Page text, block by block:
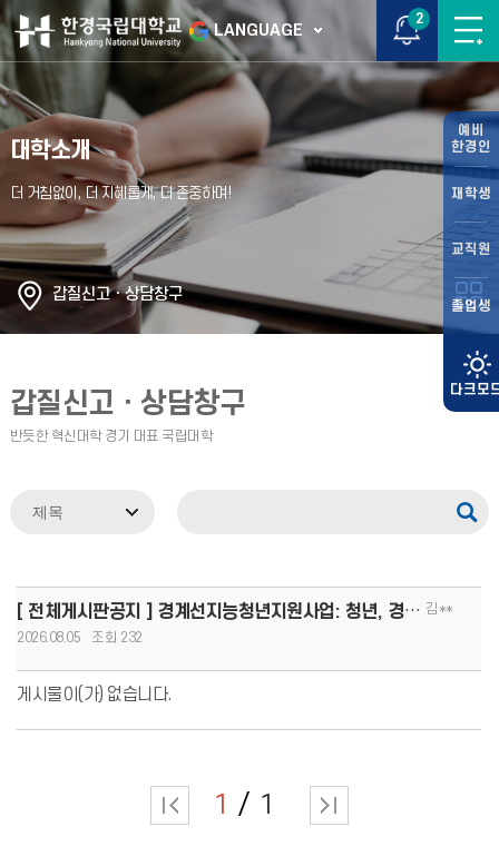
LANGUAGE
2
예비
한경인
재학생
교직원
졸업생
대학소개
갑질신고ㆍ상담창구
갑질신고ㆍ상담창구
[ 전체게시판공지 ] 경계선지능청년지원사업: 청년, 경계를 넘어 커리어 도약!(8.13.(목)까지 모집, 1인당 김**
2026.08.05
232
게시물이(가) 없습니다.
1 1